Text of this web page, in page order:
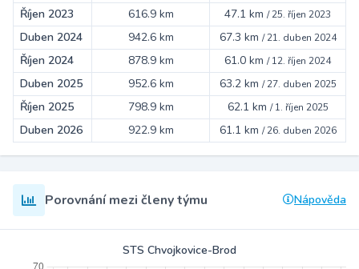
Říjen 2023
616.9 km 47.1 km /25. říjen 2023
Duben 2024 942.6 km 67.3 km /21. duben 2024
Říjen 2024 878.9 km 61.0 km /12. říjen 2024
Duben 2025 952.6 km 63.2 km /27. duben 2025
Říjen 2025 798.9 km 62.1 km /1. říjen 2025
Duben 2026 922.9 km 61.1 km /26. duben 2026
Porovnání mezi členy týmu Nápověda
STS Chvojkovice-Brod